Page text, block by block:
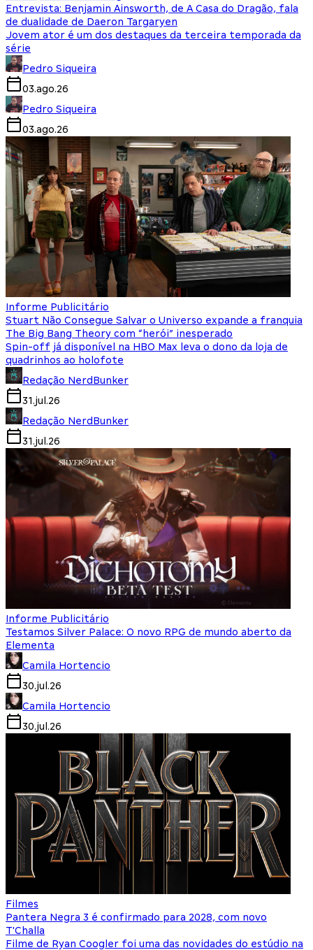
Entrevista: Benjamin Ainsworth, de A Casa do Dragão, fala
de dualidade de Daeron Targaryen
Jovem ator é um dos destaques da terceira temporada da
série
Pedro Siqueira
03.ago.26
Pedro Siqueira
03.ago.26
Informe Publicitário
Stuart Não Consegue Salvar o Universo expande a franquia
The Big Bang Theory com “herói” inesperado
Spin-off já disponível na HBO Max leva o dono da loja de
quadrinhos ao holofote
Redação NerdBunker
31.jul.26
Redação NerdBunker
31.jul.26
Informe Publicitário
Testamos Silver Palace: O novo RPG de mundo aberto da
Elementa
Camila Hortencio
30.jul.26
Camila Hortencio
30.jul.26
Filmes
Pantera Negra 3 é confirmado para 2028, com novo
T'Challa
Filme de Ryan Coogler foi uma das novidades do estúdio na